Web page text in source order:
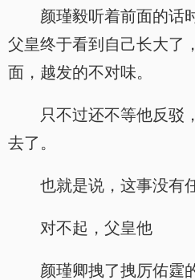
颜瑾毅听着前面的话
父皇终于看到自己长大了
面，越发的不对味。
只不过还不等他反驳
去了。
也就是说，这事没有
对不起，父皇他
颜瑾卿拽了拽厉佑霆